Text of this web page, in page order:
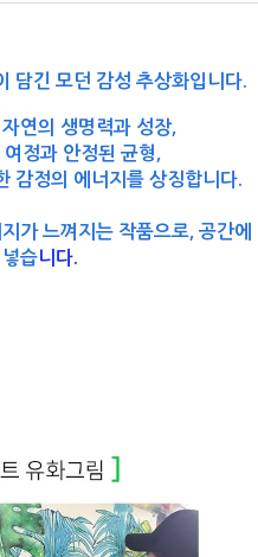
담긴 모던 감성 추상화입니다.
자연의 생명력과 성장,
정과 안정된 균형,
감정의 에너지를 상징합니다.
가 느껴지는 작품으로, 공간에
습니다.